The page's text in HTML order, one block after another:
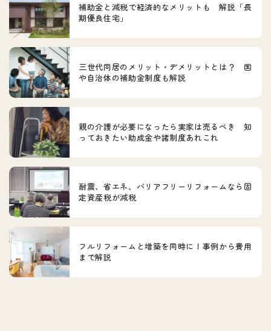
補助金と減税で経済的なメリットも 解説「長
期優良住宅」
三世代同居のメリット・デメリットとは？ 国
や自治体の補助金制度も解説
親の介護が必要になったら実家は売るべき 知
っておきたい助成金や諸制度あれこれ
耐震、省エネ、バリアフリーリフォームなら固
定資産税が減税
フルリフォームと増築を同時に！事例から費用
まで解説